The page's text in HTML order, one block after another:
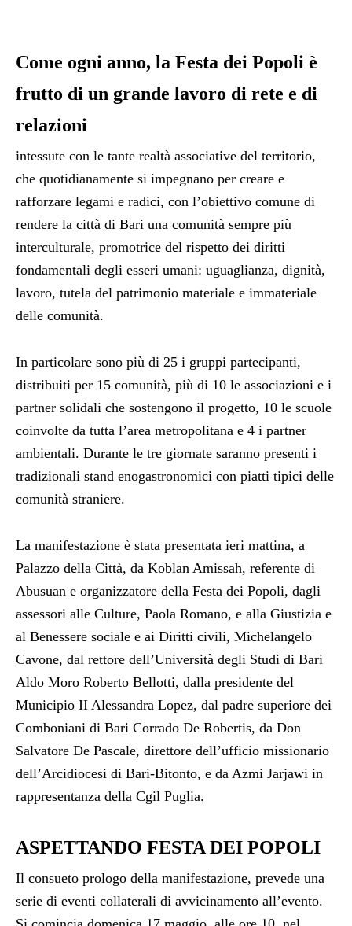
Come ogni anno, la Festa dei Popoli è
frutto di un grande lavoro di rete e di
relazioni
intessute con le tante realtà associative del territorio,
che quotidianamente si impegnano per creare e
rafforzare legami e radici, con l’obiettivo comune di
rendere la città di Bari una comunità sempre più
interculturale, promotrice del rispetto dei diritti
fondamentali degli esseri umani: uguaglianza, dignità,
lavoro, tutela del patrimonio materiale e immateriale
delle comunità.
In particolare sono più di 25 i gruppi partecipanti,
distribuiti per 15 comunità, più di 10 le associazioni e i
partner solidali che sostengono il progetto, 10 le scuole
coinvolte da tutta l’area metropolitana e 4 i partner
ambientali. Durante le tre giornate saranno presenti i
tradizionali stand enogastronomici con piatti tipici delle
comunità straniere.
La manifestazione è stata presentata ieri mattina, a
Palazzo della Città, da Koblan Amissah, referente di
Abusuan e organizzatore della Festa dei Popoli, dagli
assessori alle Culture, Paola Romano, e alla Giustizia e
al Benessere sociale e ai Diritti civili, Michelangelo
Cavone, dal rettore dell’Università degli Studi di Bari
Aldo Moro Roberto Bellotti, dalla presidente del
Municipio II Alessandra Lopez, dal padre superiore dei
Comboniani di Bari Corrado De Robertis, da Don
Salvatore De Pascale, direttore dell’ufficio missionario
dell’Arcidiocesi di Bari-Bitonto, e da Azmi Jarjawi in
rappresentanza della Cgil Puglia.
ASPETTANDO FESTA DEI POPOLI
Il consueto prologo della manifestazione, prevede una
serie di eventi collaterali di avvicinamento all’evento.